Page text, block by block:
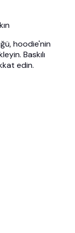
hoodie'nin
Baskılı
edin.